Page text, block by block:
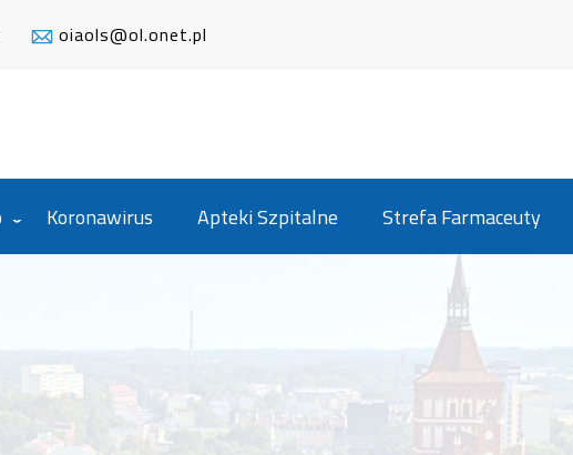
oiaols@ol.onet.pl
Koronawirus Apteki Szpitalne Strefa Farmaceuty